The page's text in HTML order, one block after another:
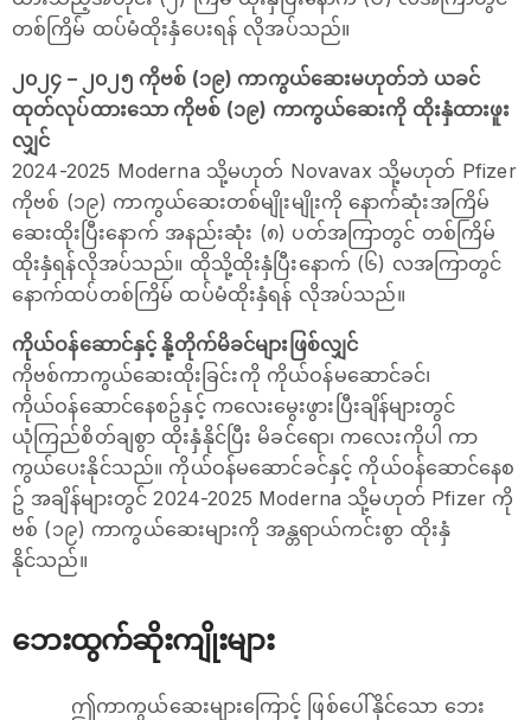
တစ်ကြိမ် ထပ်မံထိုးနှံပေးရန် လိုအပ်သည်။
၂၀၂၄ – ၂၀၂၅ ကိုဗစ် (၁၉) ကာကွယ်ဆေးမဟုတ်ဘဲ ယခင်
ထုတ်လုပ်ထားသော ကိုဗစ် (၁၉) ကာကွယ်ဆေးကို ထိုးနှံထားဖူး
လျှင်
2024-2025 Moderna သို့မဟုတ် Novavax သို့မဟုတ် Pfizer
ကိုဗစ် (၁၉) ကာကွယ်ဆေးတစ်မျိုးမျိုးကို နောက်ဆုံးအကြိမ်
ဆေးထိုးပြီးနောက် အနည်းဆုံး (၈) ပတ်အကြာတွင် တစ်ကြိမ်
ထိုးနှံရန်လိုအပ်သည်။ ထိုသို့ထိုးနှံပြီးနောက် (၆) လအကြာတွင်
နောက်ထပ်တစ်ကြိမ် ထပ်မံထိုးနှံရန် လိုအပ်သည်။
ကိုယ်ဝန်ဆောင်နှင့် နို့တိုက်မိခင်များဖြစ်လျှင်
ကိုဗစ်ကာကွယ်ဆေးထိုးခြင်းကို ကိုယ်ဝန်မဆောင်ခင်၊
ကိုယ်ဝန်ဆောင်နေစဥ်နှင့် ကလေးမွေးဖွားပြီးချိန်များတွင်
ယုံကြည်စိတ်ချစွာ ထိုးနှံနိုင်ပြီး မိခင်ရော၊ ကလေးကိုပါ ကာ
ကွယ်ပေးနိုင်သည်။ ကိုယ်ဝန်မဆောင်ခင်နှင့် ကိုယ်ဝန်ဆောင်နေစ
ဥ် အချိန်များတွင် 2024-2025 Moderna သို့မဟုတ် Pfizer ကို
ဗစ် (၁၉) ကာကွယ်ဆေးများကို အန္တရာယ်ကင်းစွာ ထိုးနှံ
နိုင်သည်။
ဘေးထွက်ဆိုးကျိုးများ
ဤကာကွယ်ဆေးများကြောင့် ဖြစ်ပေါ်နိုင်သော ဘေး